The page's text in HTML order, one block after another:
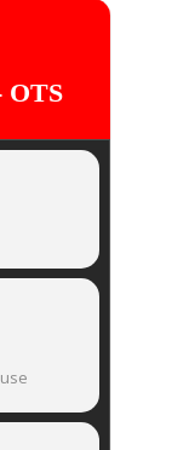
OTS